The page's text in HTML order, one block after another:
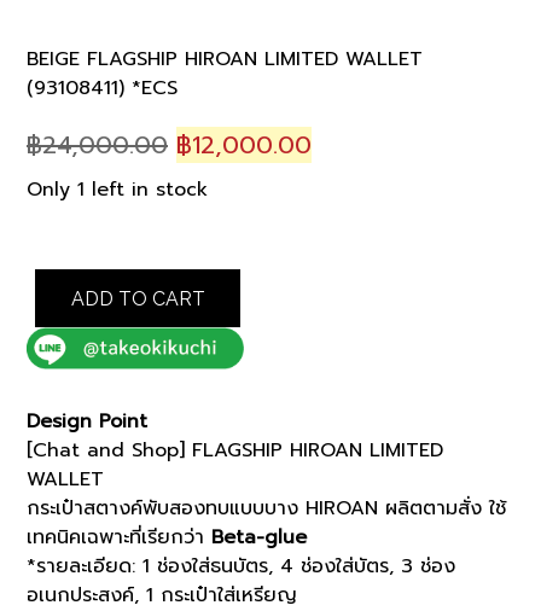
BEIGE FLAGSHIP HIROAN LIMITED WALLET
(93108411) *ECS
฿24,000.00 Original
price
฿12,000.00
Only 1 left in stock
BEIGE
FLAGSHIP
HIROAN
LIMITED
(93108411)
*ECS
quantity
ADD TO CART
Design Point
[Chat and Shop] FLAGSHIP HIROAN LIMITED
WALLET
กระเป๋าสตางค์พับสองทบแบบบาง HIROAN ผลิตตามสั่ง ใช้
เทคนิคเฉพาะที่เรียกว่า Beta-glue
*รายละเอียด: 1 ช่องใส่ธนบัตร, 4 ช่องใส่บัตร, 3 ช่อง
อเนกประสงค์, 1 กระเป๋าใส่เหรียญ